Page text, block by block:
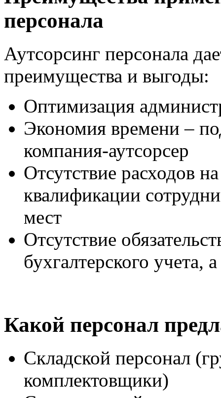
персонала
Аутсорсинг персонала
преимущества и выгоды:
Оптимизация
Экономия времени –
компания-аутсорсер
Отсутствие расходов
квалификации
мест
Отсутствие
бухгалтерского учета,
Какой персонал
Складской персонал
комплектовщики)